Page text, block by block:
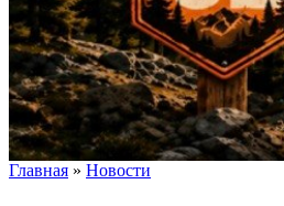
Главная » Новости